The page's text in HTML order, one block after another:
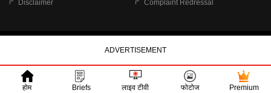
Disclaimer Complaint Redressal
होम Briefs लाइव टीवी फोटोज Premium